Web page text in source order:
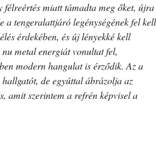
miatt támadta meg őket, újra
a tengeralattjáró legénységének fel kell
érdekében, és új lényekké kell
metal energiát vonultat fel,
modern hangulat is érződik. Az a
de egyúttal ábrázolja az
amit szerintem a refrén képvisel a